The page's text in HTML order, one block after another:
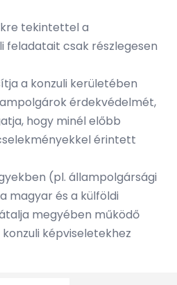
tekintettel a
feladatait csak részlegesen
a konzuli kerületében
érdekvédelmét,
hogy minél előbb
érintett
(pl. állampolgársági
magyar és a külföldi
megyében működő
képviseletekhez